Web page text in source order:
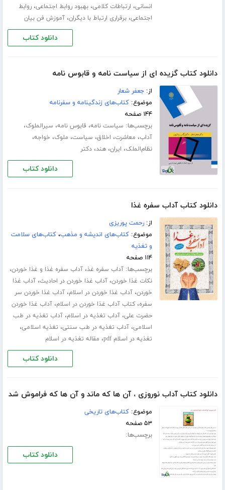
انسانی، ارتباطات کلامی،بهبود روابط اجتماعی،روابط
اجتماعی،برقراری ارتباط با دیگران،آموزش فن بیان
دانلود کتاب
دانلود کتاب گزیده ای از سیاست نامه و قابوس نامه
از:جعفر شعار
موضوع:کتاب‌های زندگینامه و سفرنامه
۱۴۴ صفحه
برچسب‌ها: سیاست نامه، قابوس نامه، سیرالملوک،
آداب، معاشرت، اخلاق، سیاست، ملوک، خواجه،
نظام‌الملک، ایران،هند،دکتر
دانلود کتاب
دانلود کتاب آداب سفره غذا
از:رحمت پوریزی
موضوع:کتاب‌های اندیشه و مذهب،کتاب‌های سلامت
و تغذیه
۱۱۴ صفحه
برچسب‌ها:آداب سفره غذ،آداب سفره غذا و غذا خوردن،
نکات غذا خوردن،آداب غذا خوردن در احادیث،آداب غذا
خوردن،آداب غذا خوردن در اسلام،آداب غذا خوردن سر
سفره،کتاب آداب غذا خوردن در اسلام،آداب غذا خوردن
حضرت علی،آداب تغذیه در اسلام،آداب تغذیه در طب
اسلامی،آداب تغذیه در طب سنتی، تغذیه اسلامی،
تغذیه در اسلام pdf ، مقاله تغذیه در اسلام
دانلود کتاب
دانلود کتاب آداب نوروزی ، آن ها که ماند و آن ها که فراموش شد
موضوع:کتاب‌های تاریخی
۵۳ صفحه
برچسب‌ها:
دانلود کتاب